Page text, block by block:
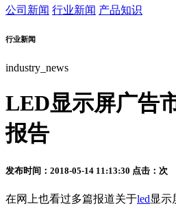
公司新闻 行业新闻 产品知识
行业新闻
industry_news
LED显示屏广告
报告
发布时间：2018-05-14 11:13:30 点击： 次
在网上也看过多篇报道关于led显示